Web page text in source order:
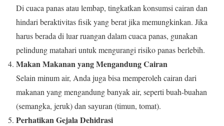
Di cuaca panas atau lembap, tingkatkan konsumsi cairan dan
hindari beraktivitas fisik yang berat jika memungkinkan. Jika
harus berada di luar ruangan dalam cuaca panas, gunakan
pelindung matahari untuk mengurangi risiko panas berlebih.
Makan Makanan yang Mengandung Cairan
Selain minum air, Anda juga bisa memperoleh cairan dari
makanan yang mengandung banyak air, seperti buah-buahan
(semangka, jeruk) dan sayuran (timun, tomat).
Perhatikan Gejala Dehidrasi